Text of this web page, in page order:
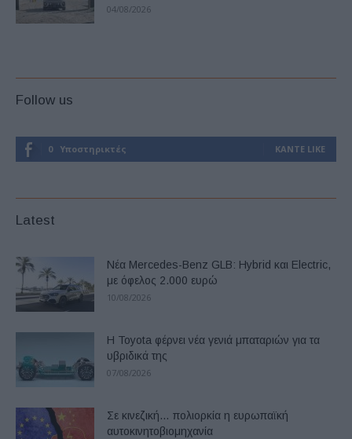
04/08/2026
Follow us
0 Υποστηρικτές ΚΆΝΤΕ LIKE
Latest
Νέα Mercedes-Benz GLB: Hybrid και Electric,
με όφελος 2.000 ευρώ
10/08/2026
Η Toyota φέρνει νέα γενιά μπαταριών για τα
υβριδικά της
07/08/2026
Σε κινεζική… πολιορκία η ευρωπαϊκή
αυτοκινητοβιομηχανία